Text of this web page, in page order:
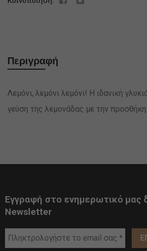
Περιγραφή
Λεμόνι, λεμόνι λεμόνι! Η ιδανική
γεύση της λεμονάδας με την προσθήκη
Εγγραφή στο ενημερωτικό μας
Newsletter